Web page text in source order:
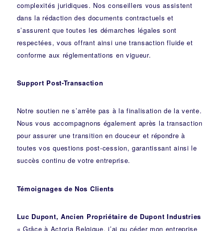
complexités juridiques. Nosconseillers vous assistent
dans la rédaction des documents contractuels et
s’assurent que toutes les démarches légales sont
respectées, vous offrant ainsi une transaction fluide et
conforme aux réglementations en vigueur.
Support Post-Transaction
Notre soutien ne s’arrête pas à la finalisation de la vente.
Nous vous accompagnons également après la transaction
pour assurer une transition en douceur et répondre à
toutes vos questions post-cession, garantissant ainsi le
succès continu de votre entreprise.
Témoignages de Nos Clients
Luc Dupont, Ancien Propriétaire de Dupont Industries
« Grâce à Actoria Belgique, j’ai pu céder mon entreprise